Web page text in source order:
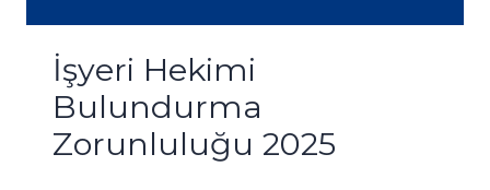
İşyeri Hekimi
Bulundurma
Zorunluluğu 2025